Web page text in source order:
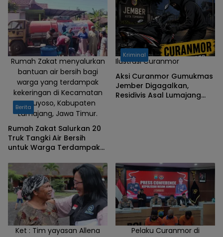
Rumah Zakat menyalurkan
bantuan air bersih bagi
warga yang terdampak
kekeringan di Kecamatan
Ranuyoso, Kabupaten
Lumajang, Jawa Timur.
Berita
Rumah Zakat Salurkan 20
Truk Tangki Air Bersih
untuk Warga Terdampak
Ilustrasi Curanmor
Kriminal
Aksi Curanmor Gumukmas
Jember Digagalkan,
Residivis Asal Lumajang
Ket : Tim yayasan Allena
Pelaku Curanmor di